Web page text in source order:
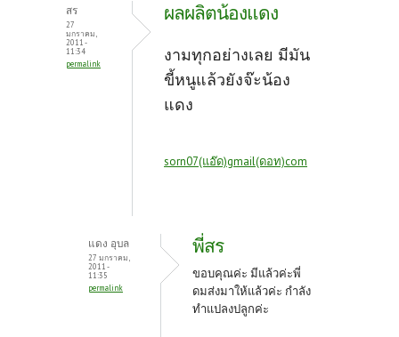
สร
27
มกราคม,
2011 -
11:34
permalink
ผลผลิตน้องแดง
งามทุกอย่างเลย มีมัน
ขี้หนูแล้วยังจ๊ะน้อง
แดง
sorn07(แอ๊ด)gmail(ดอท)com
แดง อุบล
27 มกราคม,
2011 -
11:35
permalink
พี่สร
ขอบคุณค่ะ มีแล้วค่ะพี่
ดมส่งมาให้แล้วค่ะ กำลัง
ทำแปลงปลูกค่ะ